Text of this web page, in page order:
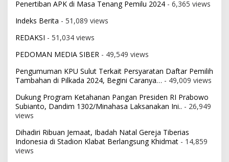
Penertiban APK di Masa Tenang Pemilu 2024 - 6,365 views
Indeks Berita - 51,089 views
REDAKSI - 51,034 views
PEDOMAN MEDIA SIBER - 49,549 views
Pengumuman KPU Sulut Terkait Persyaratan Daftar Pemilih
Tambahan di Pilkada 2024, Begini Caranya… - 49,009 views
Dukung Program Ketahanan Pangan Presiden RI Prabowo
Subianto, Dandim 1302/Minahasa Laksanakan Ini.. - 26,949
views
Dihadiri Ribuan Jemaat, Ibadah Natal Gereja Tiberias
Indonesia di Stadion Klabat Berlangsung Khidmat - 14,859
views